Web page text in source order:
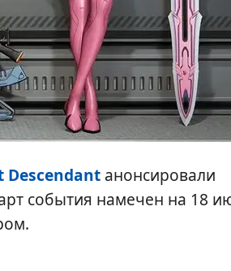
Descendant анонсировали
события намечен на 18